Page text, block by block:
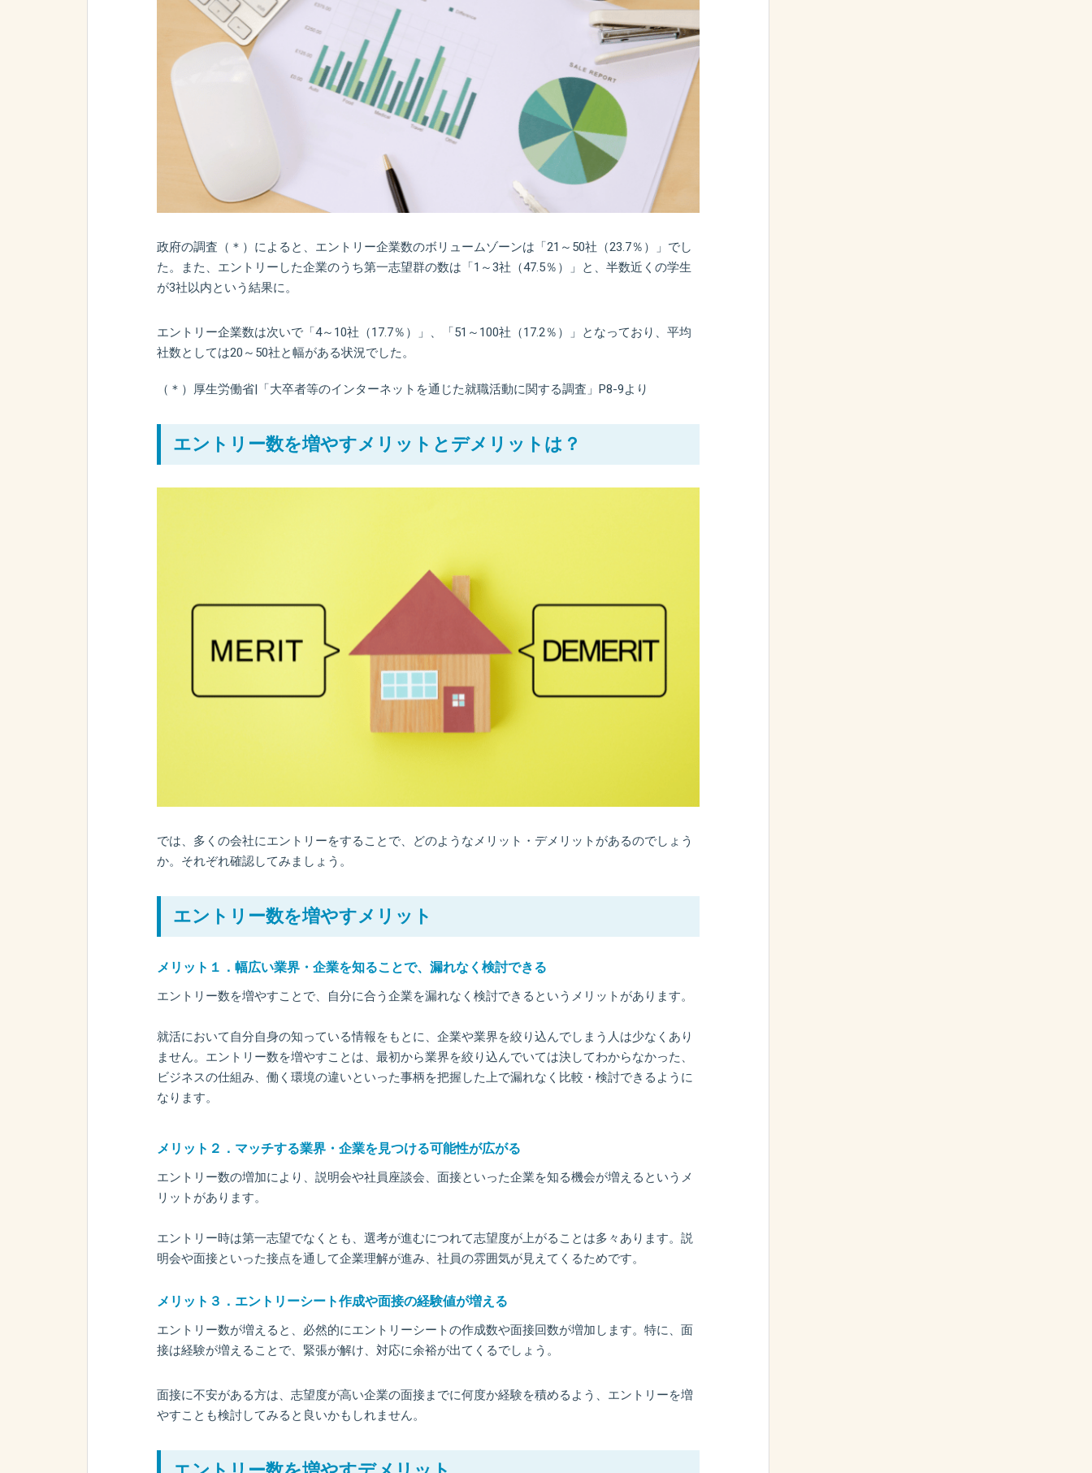
政府の調査（＊）によると、エントリー企業数のボリュームゾーンは「21～50社（23.7％）」でし
た。また、エントリーした企業のうち第一志望群の数は「1～3社（47.5％）」と、半数近くの学生
が3社以内という結果に。
エントリー企業数は次いで「4～10社（17.7％）」、「51～100社（17.2％）」となっており、平均
社数としては20～50社と幅がある状況でした。
（＊）厚生労働省|「大卒者等のインターネットを通じた就職活動に関する調査」P8-9より
エントリー数を増やすメリットとデメリットは？
では、多くの会社にエントリーをすることで、どのようなメリット・デメリットがあるのでしょう
か。それぞれ確認してみましょう。
エントリー数を増やすメリット
メリット１．幅広い業界・企業を知ることで、漏れなく検討できる
エントリー数を増やすことで、自分に合う企業を漏れなく検討できるというメリットがあります。
就活において自分自身の知っている情報をもとに、企業や業界を絞り込んでしまう人は少なくあり
ません。エントリー数を増やすことは、最初から業界を絞り込んでいては決してわからなかった、
ビジネスの仕組み、働く環境の違いといった事柄を把握した上で漏れなく比較・検討できるように
なります。
メリット２．マッチする業界・企業を見つける可能性が広がる
エントリー数の増加により、説明会や社員座談会、面接といった企業を知る機会が増えるというメ
リットがあります。
エントリー時は第一志望でなくとも、選考が進むにつれて志望度が上がることは多々あります。説
明会や面接といった接点を通して企業理解が進み、社員の雰囲気が見えてくるためです。
メリット３．エントリーシート作成や面接の経験値が増える
エントリー数が増えると、必然的にエントリーシートの作成数や面接回数が増加します。特に、面
接は経験が増えることで、緊張が解け、対応に余裕が出てくるでしょう。
面接に不安がある方は、志望度が高い企業の面接までに何度か経験を積めるよう、エントリーを増
やすことも検討してみると良いかもしれません。